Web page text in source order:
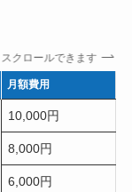
スクロールできます
月額費用
10,000円
8,000円
6,000円